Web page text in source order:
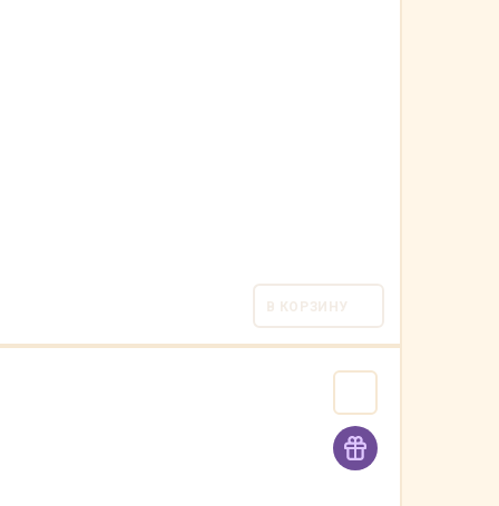
В КОРЗИНУ